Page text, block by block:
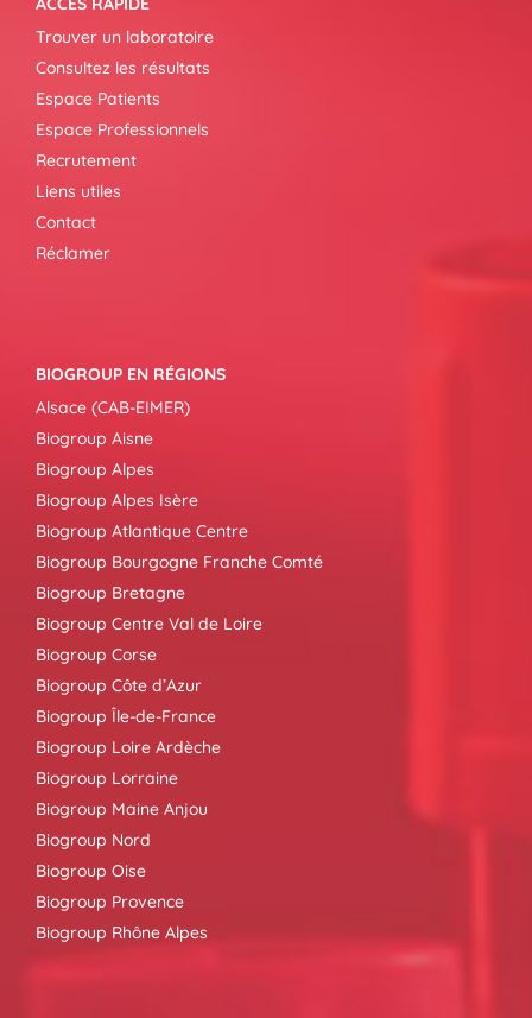
Trouver un laboratoire
Consultez les résultats
Espace Patients
Espace Professionnels
Recrutement
Liens utiles
Contact
Réclamer
BIOGROUP EN RÉGIONS
Alsace (CAB-EIMER)
Biogroup Aisne
Biogroup Alpes
Biogroup Alpes Isère
Biogroup Atlantique Centre
Biogroup Bourgogne Franche Comté
Biogroup Bretagne
Biogroup Centre Val de Loire
Biogroup Corse
Biogroup Côte d’Azur
Biogroup Île-de-France
Biogroup Loire Ardèche
Biogroup Lorraine
Biogroup Maine Anjou
Biogroup Nord
Biogroup Oise
Biogroup Provence
Biogroup Rhône Alpes